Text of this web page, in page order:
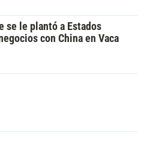
se le plantó a Estados
con China en Vaca